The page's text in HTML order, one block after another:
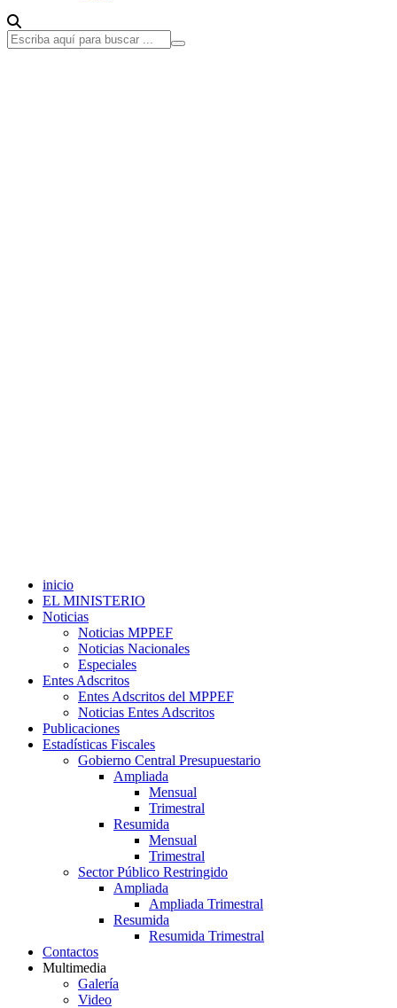
inicio
EL MINISTERIO
Noticias
Noticias MPPEF
Noticias Nacionales
Especiales
Entes Adscritos
Entes Adscritos del MPPEF
Noticias Entes Adscritos
Publicaciones
Estadísticas Fiscales
Gobierno Central Presupuestario
Ampliada
Mensual
Trimestral
Resumida
Mensual
Trimestral
Sector Público Restringido
Ampliada
Ampliada Trimestral
Resumida
Resumida Trimestral
Contactos
Multimedia
Galería
Video